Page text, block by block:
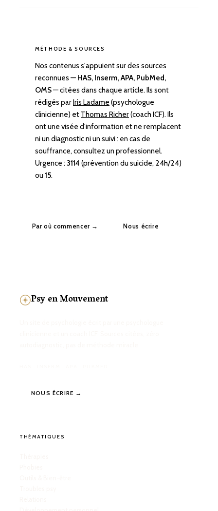
MÉTHODE & SOURCES
Nos contenus s'appuient sur des sources
reconnues — HAS, Inserm, APA, PubMed,
OMS— citées dans chaque article. Ils sont
rédigés parIris Ladame (psychologue
clinicienne) et Thomas Richer(coach ICF). Ils
ont une visée d'information et ne remplacent
ni un diagnostic ni un suivi : en cas de
souffrance, consultez un professionnel.
Urgence :3114 (prévention du suicide, 24h/24)
ou15.
Par où commencer → Nous écrire
Psy en Mouvement
NOUS ÉCRIRE →
THÉMATIQUES